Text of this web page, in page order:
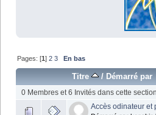
Pages: [1]2 3 En bas
Titre / Démarré par
0 Membres et 6 Invités dans cette
Accès odinateur et